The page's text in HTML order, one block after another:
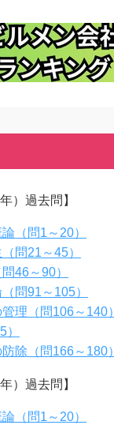
）過去問】
（問1～20）
問21～45）
46～90）
問91～105）
理（問106～140）
除（問166～180）
）過去問】
（問1～20）